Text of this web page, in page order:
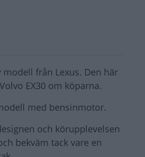
från Lexus. Den här
EX30 om köparna.
med bensinmotor.
och körupplevelsen
bekväm tack vare en